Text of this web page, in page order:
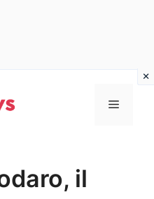
Menu
il